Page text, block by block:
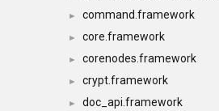
► command.framework
► core.framework
► corenodes.framework
► crypt.framework
► doc_api.framework